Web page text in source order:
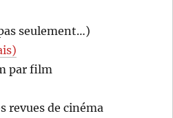
seulement…)
par film
revues de cinéma